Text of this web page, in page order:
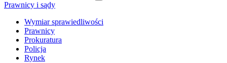
Prawnicy i sądy
Wymiar sprawiedliwości
Prawnicy
Prokuratura
Policja
Rynek